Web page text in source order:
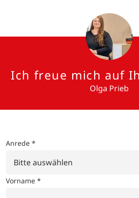
Ich freue mich auf
Olga Prieb
Anrede *
Bitte auswählen
Vorname *